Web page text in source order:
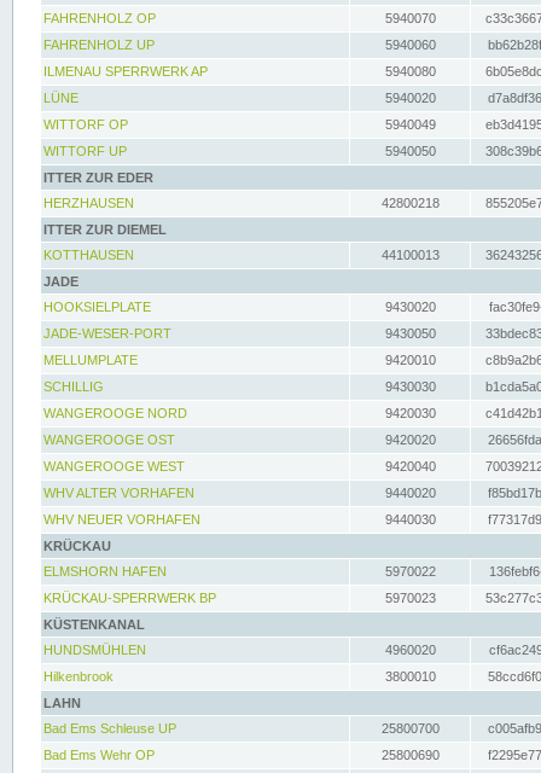
FAHRENHOLZ OP
5940070
FAHRENHOLZ UP
5940060
ILMENAU SPERRWERK AP
5940080
LÜNE
5940020
WITTORF OP
5940049
WITTORF UP
5940050
ITTER ZUR EDER
HERZHAUSEN
42800218
ITTER ZUR DIEMEL
KOTTHAUSEN
44100013
JADE
HOOKSIELPLATE
9430020
JADE-WESER-PORT
9430050
MELLUMPLATE
9420010
SCHILLIG
9430030
WANGEROOGE NORD
9420030
WANGEROOGE OST
9420020
WANGEROOGE WEST
9420040
WHV ALTER VORHAFEN
9440020
WHV NEUER VORHAFEN
9440030
KRÜCKAU
ELMSHORN HAFEN
5970022
KRÜCKAU-SPERRWERK BP
5970023
KÜSTENKANAL
HUNDSMÜHLEN
4960020
Hilkenbrook
3800010
LAHN
Bad Ems Schleuse UP
25800700
Bad Ems Wehr OP
25800690